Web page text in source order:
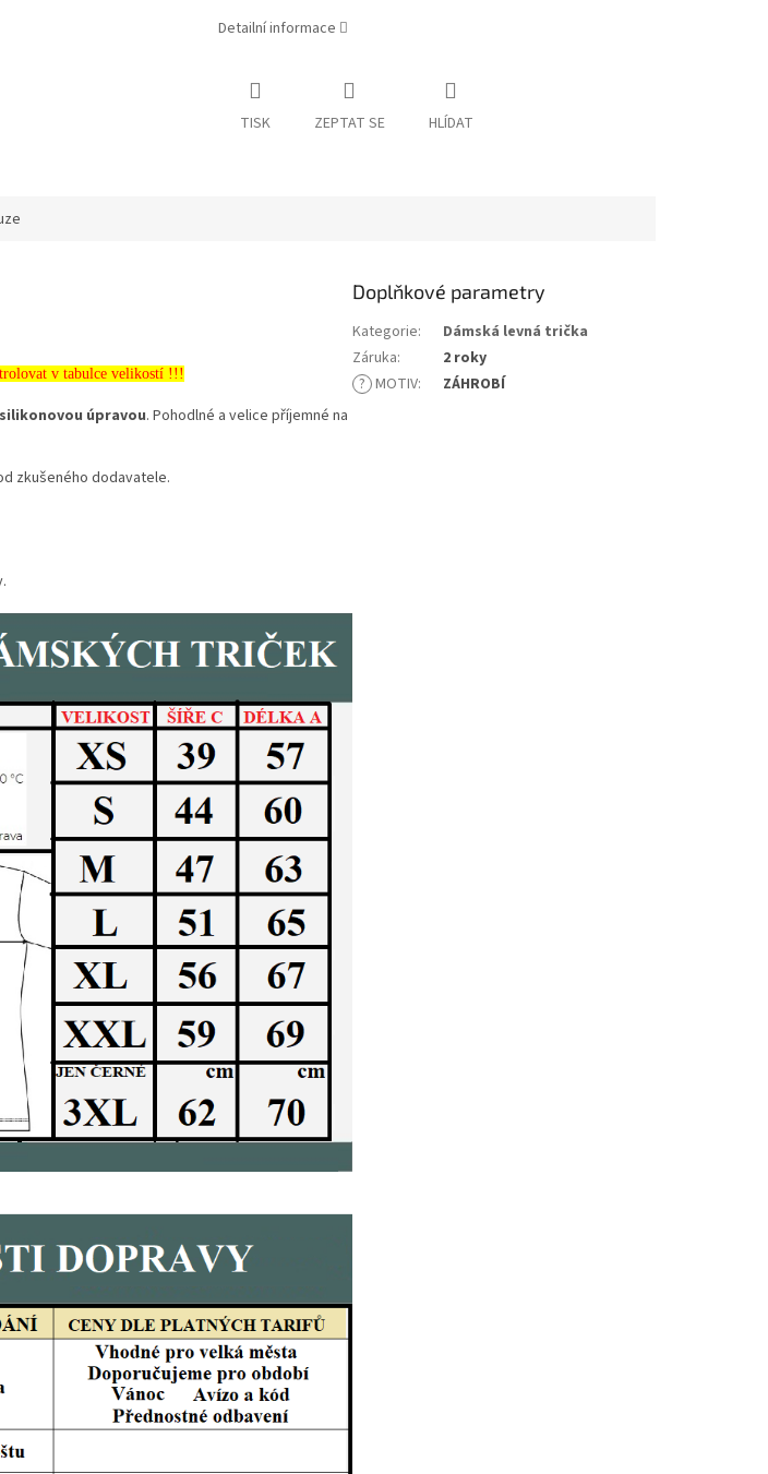
Detailní informace
TISK ZEPTAT SE HLÍDAT
v tabulce velikostí !!!
úpravou. Pohodlné a velice příjemné na
zkušeného dodavatele.
Doplňkové parametry
Kategorie:
Dámská levná trička
Záruka:
2 roky
? MOTIV: ZÁHROBÍ